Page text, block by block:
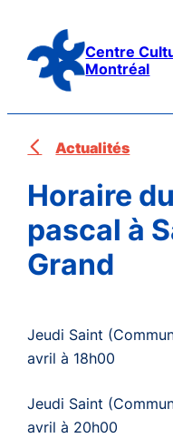
contenu
Centre
Montréal
Actualités
Horaire
pascal à
Grand
Jeudi Saint
avril à 18h00
Jeudi Saint
avril à 20h00